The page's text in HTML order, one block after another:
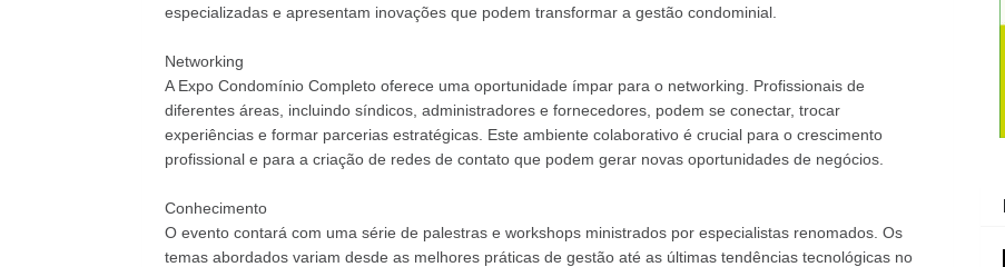
especializadas e apresentam inovações que podem transformar a gestão condominial.
Networking
A Expo Condomínio Completo oferece uma oportunidade ímpar para o networking. Profissionais de
diferentes áreas, incluindo síndicos, administradores e fornecedores, podem se conectar, trocar
experiências e formar parcerias estratégicas. Este ambiente colaborativo é crucial para o crescimento
profissional e para a criação de redes de contato que podem gerar novas oportunidades de negócios.
Conhecimento
O evento contará com uma série de palestras e workshops ministrados por especialistas renomados. Os
temas abordados variam desde as melhores práticas de gestão até as últimas tendências tecnológicas no